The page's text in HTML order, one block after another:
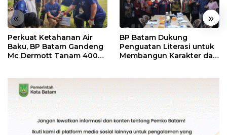
« »
Perkuat Ketahanan Air
Baku, BP Batam Gandeng
Mc Dermott Tanam 400
BP Batam Dukung
Penguatan Literasi untuk
Membangun Karakter dan